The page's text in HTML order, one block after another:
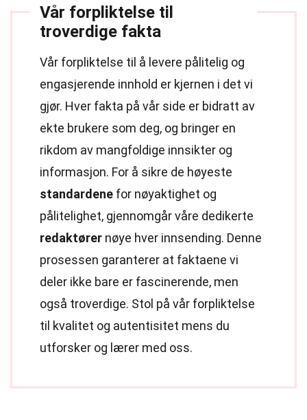
Vår forpliktelse til
troverdige fakta
Vår forpliktelse til å levere pålitelig og
engasjerende innhold er kjernen i det vi
gjør. Hver fakta på vår side er bidratt av
ekte brukere som deg, og bringer en
rikdom av mangfoldige innsikter og
informasjon. For å sikre de høyeste
standardene for nøyaktighet og
pålitelighet, gjennomgår våre dedikerte
redaktører nøye hver innsending. Denne
prosessen garanterer at faktaene vi
deler ikke bare er fascinerende, men
også troverdige. Stol på vår forpliktelse
til kvalitet og autentisitet mens du
utforsker og lærer med oss.